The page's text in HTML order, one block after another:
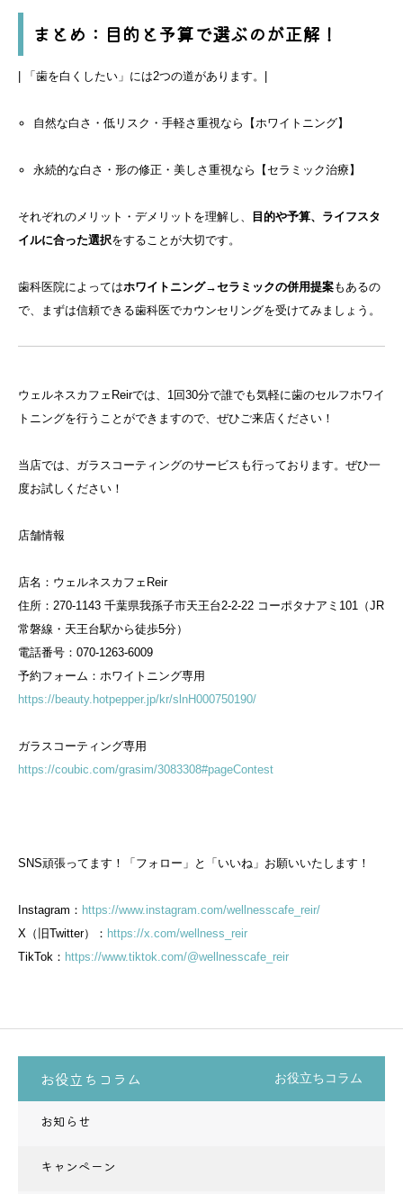
まとめ：目的と予算で選ぶのが正解！
| 「歯を白くしたい」には2つの道があります。|
自然な白さ・低リスク・手軽さ重視なら【ホワイトニング】
永続的な白さ・形の修正・美しさ重視なら【セラミック治療】
それぞれのメリット・デメリットを理解し、
目的や予算、ライフスタ
イルに合った選択をすることが大切です。
歯科医院によってはホワイトニング→セラミックの併用提案もあるの
で、まずは信頼できる歯科医でカウンセリングを受けてみましょう。
ウェルネスカフェReirでは、1回30分で誰でも気軽に歯のセルフホワイ
トニングを行うことができますので、ぜひご来店ください！
当店では、ガラスコーティングのサービスも行っております。ぜひ一
度お試しください！
店舗情報
店名：ウェルネスカフェReir
住所：270-1143 千葉県我孫子市天王台2-2-22 コーポタナアミ101（JR
常磐線・天王台駅から徒歩5分）
電話番号：070-1263-6009
予約フォーム：ホワイトニング専用
https://beauty.hotpepper.jp/kr/slnH000750190/
ガラスコーティング専用
https://coubic.com/grasim/3083308#pageContest
SNS頑張ってます！「フォロー」と「いいね」お願いいたします！
Instagram： https://www.instagram.com/wellnesscafe_reir/
X（旧Twitter）： https://x.com/wellness_reir
TikTok： https://www.tiktok.com/@wellnesscafe_reir
お役立ちコラム お役立ちコラム
お知らせ
キャンペーン